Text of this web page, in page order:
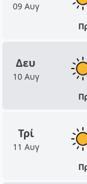
09 Αυγ
Δευ
10 Αυγ
Τρί
11 Αυγ